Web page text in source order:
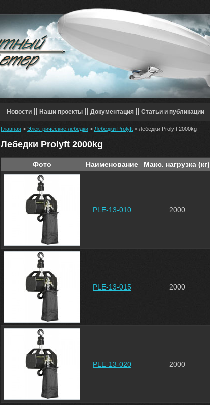
Новости Наши проекты Документация Статьи и публикации
Главная > Электрические лебедки > Лебедки Prolyft > Лебедки Prolyft 2000kg
Лебедки Prolyft 2000kg
Фото Наименование Макс. нагрузка (кг)
PLE-13-010 2000
PLE-13-015 2000
PLE-13-020 2000